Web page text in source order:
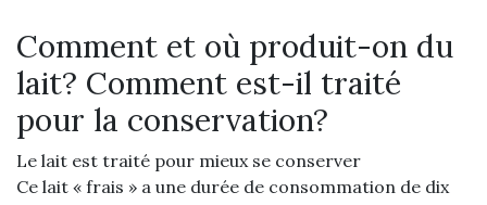
Comment et où produit-on du
lait? Comment est-il traité
pour la conservation?
Le lait est traité pour mieux se conserver
Ce lait « frais » a une durée de consommation de dix